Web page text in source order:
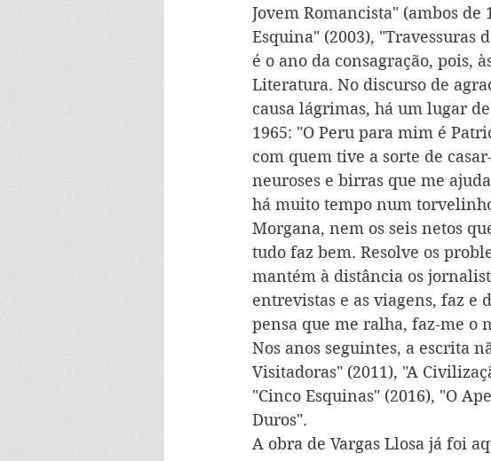
Jovem Romancista" (ambos de
Esquina" (2003), "Travessuras
é o ano da consagração, pois,
Literatura. No discurso de
causa lágrimas, há um lugar
1965: "O Peru para mim é
com quem tive a sorte de
neuroses e birras que me
há muito tempo num
Morgana, nem os seis netos
tudo faz bem. Resolve os
mantém à distância os
entrevistas e as viagens, faz e
pensa que me ralha, faz-me o
Nos anos seguintes, a escrita
Visitadoras" (2011), "A
"Cinco Esquinas" (2016), "O
Duros".
A obra de Vargas Llosa já foi